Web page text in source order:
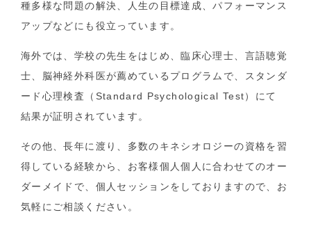
種多様な問題の解決、人生の目標達成、パフォーマンス
アップなどにも役立っています。
海外では、学校の先生をはじめ、臨床心理士、言語聴覚
士、脳神経外科医が薦めているプログラムで、スタンダ
ード心理検査（Standard Psychological Test）にて
結果が証明されています。
その他、長年に渡り、多数のキネシオロジーの資格を習
得している経験から、お客様個人個人に合わせてのオー
ダーメイドで、個人セッションをしておりますので、お
気軽にご相談ください。